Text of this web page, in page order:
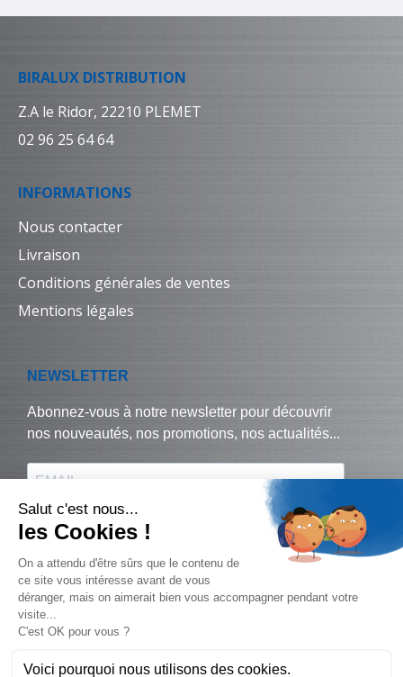
BIRALUX DISTRIBUTION
Z.A le Ridor, 22210 PLEMET
02 96 25 64 64
INFORMATIONS
Nous contacter
Livraison
Conditions générales de ventes
Mentions légales
© Biralux – tous droits réservés - 2024